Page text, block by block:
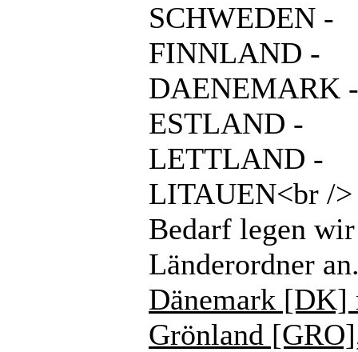
SCHWEDEN -
FINNLAND -
DAENEMARK -
ESTLAND -
LETTLAND -
LITAUEN<br /
Bedarf legen wir
Länderordner
Dänemark [DK]
Grönland [GRO]